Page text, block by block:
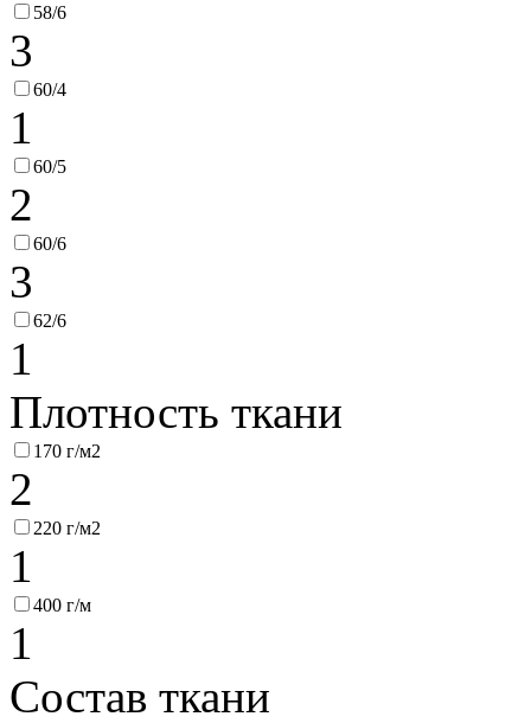
58/6
3
60/4
1
60/5
2
60/6
3
62/6
1
Плотность ткани
170 г/м2
2
220 г/м2
1
400 г/м
1
Состав ткани